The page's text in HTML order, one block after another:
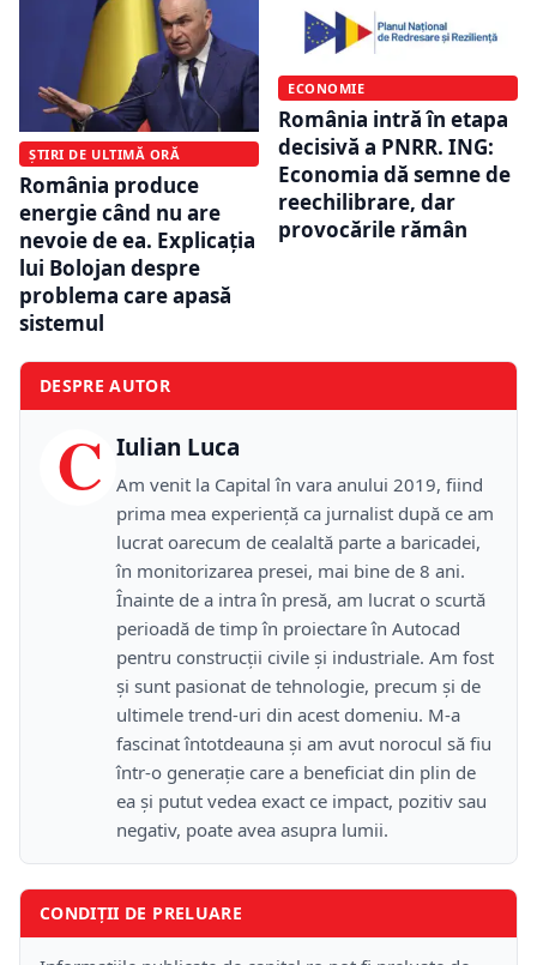
ȘTIRI DE ULTIMĂ ORĂ
România produce
energie când nu are
nevoie de ea. Explicația
lui Bolojan despre
problema care apasă
sistemul
ECONOMIE
România intră în etapa
decisivă a PNRR. ING:
Economia dă semne de
reechilibrare, dar
provocările rămân
DESPRE AUTOR
C Iulian Luca
Am venit la Capital în vara anului 2019, fiind
prima mea experiență ca jurnalist după ce am
lucrat oarecum de cealaltă parte a baricadei,
în monitorizarea presei, mai bine de 8 ani.
Înainte de a intra în presă, am lucrat o scurtă
perioadă de timp în proiectare în Autocad
pentru construcții civile și industriale. Am fost
și sunt pasionat de tehnologie, precum și de
ultimele trend-uri din acest domeniu. M-a
fascinat întotdeauna și am avut norocul să fiu
într-o generație care a beneficiat din plin de
ea și putut vedea exact ce impact, pozitiv sau
negativ, poate avea asupra lumii.
CONDIȚII DE PRELUARE